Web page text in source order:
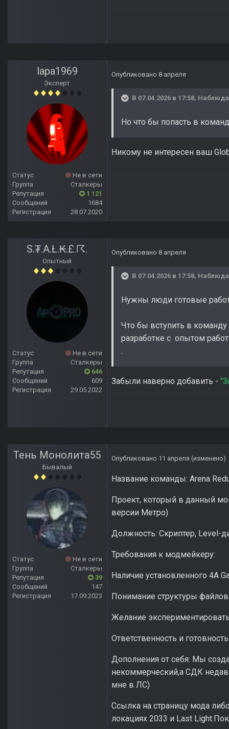
lapa1969
Эксперт
Статус
Не в сети
Группа
Сталкеры
Репутация
1 121
Сообщений
1684
Регистрация
28.07.2020
Опубликовано 8 апреля
В 07.04.2026 в 17:58,
Но что бы попасть в
Никому не интересен ваш
S.₮.A.Ł.₭.£.☈.
Опытный
Статус
Не в сети
Группа
Сталкеры
Репутация
646
Сообщений
609
Регистрация
29.05.2022
Опубликовано 8 апреля
В 07.04.2026 в 17:58,
Нужны люди готовые
Что бы вступить в
разработке с опытом
.
Забыли наверно добавить -
Тень Монолита55
Бывалый
Статус
Не в сети
Группа
Сталкеры
Репутация
39
Сообщений
147
Регистрация
17.09.2023
Опубликовано 11 апреля (изменено)
Название команды: Arena
Проект, который в данный
версии Метро)
Должность: Скриптер, Level-
Требования к модмейкеру:
Наличие установленного 4A
Понимание структуры
Желание
Ответственность и
Дополнения от себя: Мы
некоммерческий,а СДК
мне в ЛС)
Ссылка на страницу мода
локациях 2033 и Last